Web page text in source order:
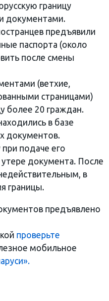
границу
документами.
предъявили
паспорта (около
после смены
(ветхие,
страницами)
более 20 граждан.
в базе
документов.
подаче его
документа. После
в
границы.
предъявлено
проверьте
мобильное